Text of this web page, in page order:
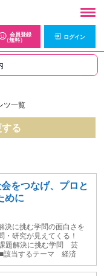
会員登録
（無料）
ログイン
ツ一覧
る
をつなげ、プロと
めに
決に挑む学問の面白さを
・研究が見えてくる！
課題解決に挑む学問 芸
該当するテーマ 経済